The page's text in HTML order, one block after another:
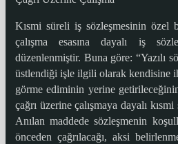
Kısmi süreli iş sözleşmesinin özel
çalışma esasına dayalı iş
düzenlenmiştir. Buna göre: “Yazılı
üstlendiği işle ilgili olarak kendisine
görme ediminin yerine
çağrı üzerine çalışmaya dayalı
Anılan maddede sözleşmenin
önceden çağrılacağı, aksi